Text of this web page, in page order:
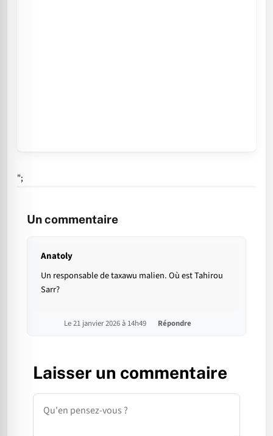
";
Un commentaire
Anatoly
Un responsable de taxawu malien. Où est Tahirou
Sarr?
Le 21 janvier 2026 à 14h49 Répondre
Laisser un commentaire
Commentaire